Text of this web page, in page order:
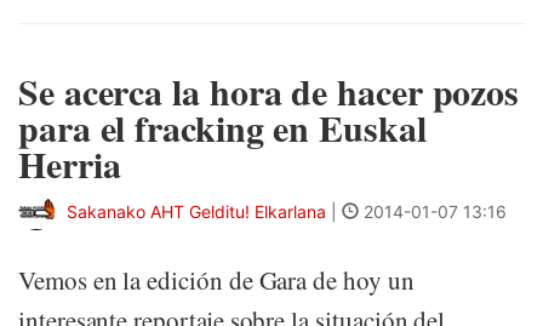
Se acerca la hora de hacer pozos
para el fracking en Euskal
Herria
Sakanako AHT Gelditu! Elkarlana 2014-01-07 13:16
Vemos en la edición de Gara de hoy un